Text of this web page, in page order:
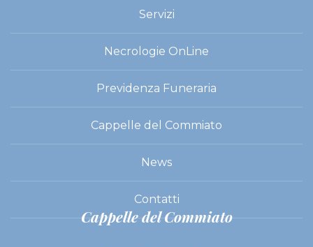
Servizi
Necrologie OnLine
Previdenza Funeraria
Cappelle del Commiato
News
Contatti
Cappelle del Commiato